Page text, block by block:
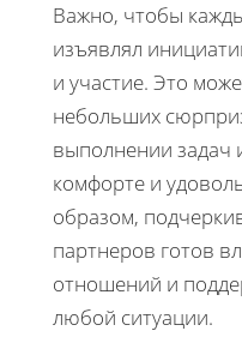
Важно, чтобы
изъявлял
и участие. Это
небольших
выполнении задач
комфорте и
образом,
партнеров готов
отношений и
любой ситуации.